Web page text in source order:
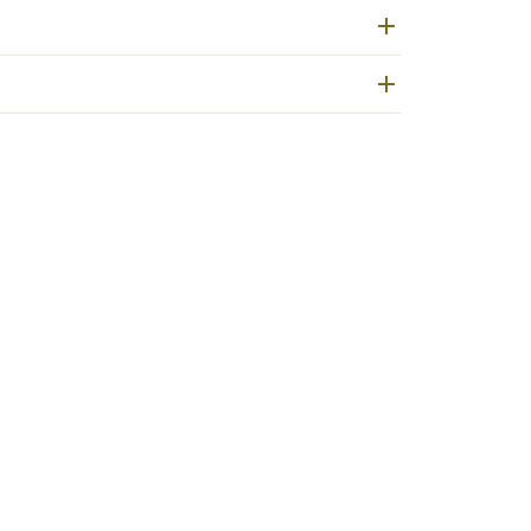
la collection l’Âme de Christofle accompagne
contiennent des